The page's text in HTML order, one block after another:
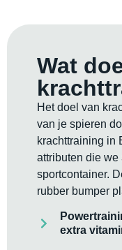
Wat
Het doel van
van je spieren
krachttraining in
attributen die
sportcontainer.
rubber bumper
extra